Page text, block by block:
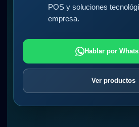
POS y soluciones
empresa.
Hablar por
Ver productos